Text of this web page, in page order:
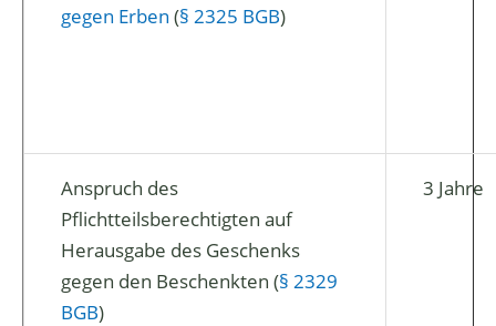
gegen Erben (§ 2325 BGB)
Anspruch des
Pflichtteilsberechtigten auf
Herausgabe des Geschenks
gegen den Beschenkten (§ 2329
BGB)
3 Jahre